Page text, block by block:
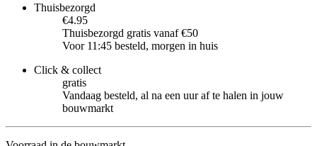
Thuisbezorgd
€4.95
Thuisbezorgd gratis vanaf €50
Voor 11:45 besteld, morgen in huis
Click & collect
gratis
Vandaag besteld, al na een uur af te halen in jouw
bouwmarkt